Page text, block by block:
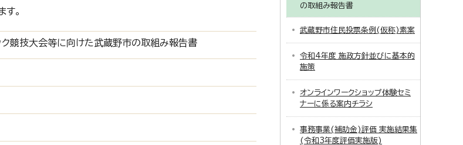
。
競技大会等に向けた武蔵野市の取組み報告書
の取組み報告書
武蔵野市住民投票条例(仮称)素案
令和4年度 施政方針並びに基本的
施策
オンラインワークショップ体験セミ
ナーに係る案内チラシ
事務事業(補助金)評価 実施結果集
(令和3年度評価実施版)